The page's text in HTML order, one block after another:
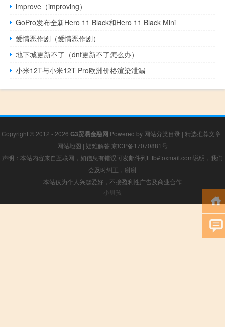
improve（improving）
GoPro发布全新Hero 11 Black和Hero 11 Black Mini
爱情恶作剧（爱情恶作剧）
地下城更新不了（dnf更新不了怎么办）
小米12T与小米12T Pro欧洲价格渲染泄漏
Copyright © 2012 - 2026 G3贸易金融网 Powered by 网站分类目录 | 精选推荐文章 |
网站地图 | 疑难解答 京ICP备17070881号
声明：本站内容来自互联网，如信息有错误可发邮件到f_fb#foxmail.com说明，我们
会及时纠正，谢谢
本站仅为个人兴趣爱好，不接盈利性广告及商业合作
小男孩